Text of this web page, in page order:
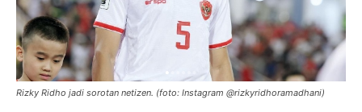
Rizky Ridho jadi sorotan netizen. (foto: Instagram @rizkyridhoramadhani)